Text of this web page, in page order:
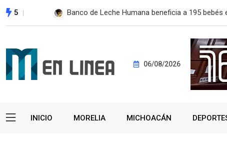
5 SSP fortalece coordinación con autoridades de
06/08/2026
INICIO MORELIA MICHOACÁN